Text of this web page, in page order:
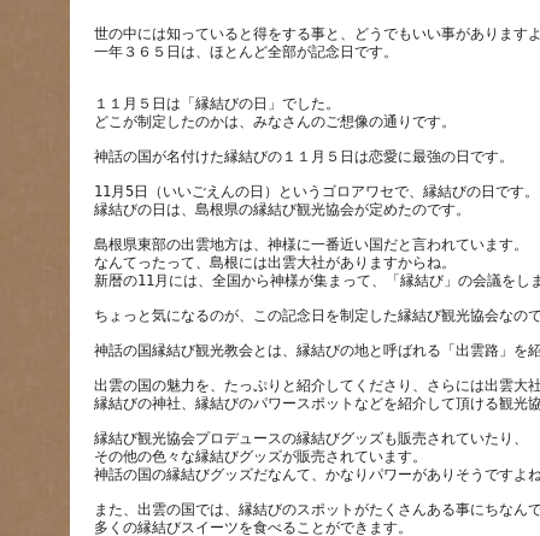
世の中には知っていると得をする事と、どうでもいい事があります
一年３６５日は、ほとんど全部が記念日です。
１１月５日は「縁結びの日」でした。
11月5日（いいごえんの日）というゴロアワセで、縁結びの日です。
島根県東部の出雲地方は、神様に一番近い国だと言われています。
なんてったって、島根には出雲大社がありますからね。
出雲の国の魅力を、たっぷりと紹介してくださり、さらには出雲大
縁結び観光協会プロデュースの縁結びグッズも販売されていたり、
その他の色々な縁結びグッズが販売されています。
また、出雲の国では、縁結びのスポットがたくさんある事にちなん